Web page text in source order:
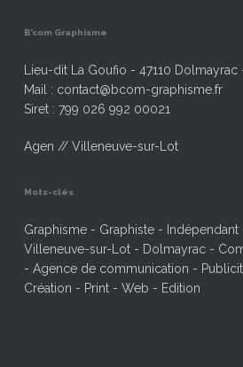
B’com Graphisme
Lieu-dit La Goufio - 47110 Dolmayrac
Mail : contact@bcom-graphisme.fr
Siret : 799 026 992 00021
Agen // Villeneuve-sur-Lot
Mots-clés
Graphisme - Graphiste -
Villeneuve-sur-Lot - Dolmayrac -
- Agence de communication -
Création - Print - Web - Edition